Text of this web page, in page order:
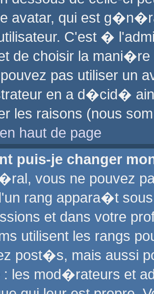
avatar, qui est
C'est �
de choisir la
pas utiliser un
en a d�cid�
les raisons (nous
haut de page
puis-je changer
vous ne pouvez
rang appara�t
et dans votre
utilisent les rangs
post�s, mais aussi
: les mod�rateurs et